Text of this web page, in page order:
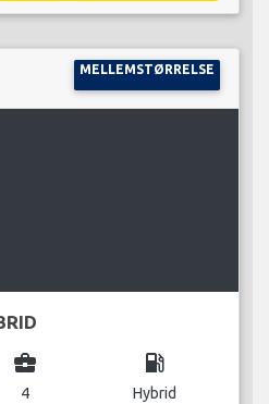
MELLEMSTØRRELSE
business_center
4
local_gas_station
Hybrid